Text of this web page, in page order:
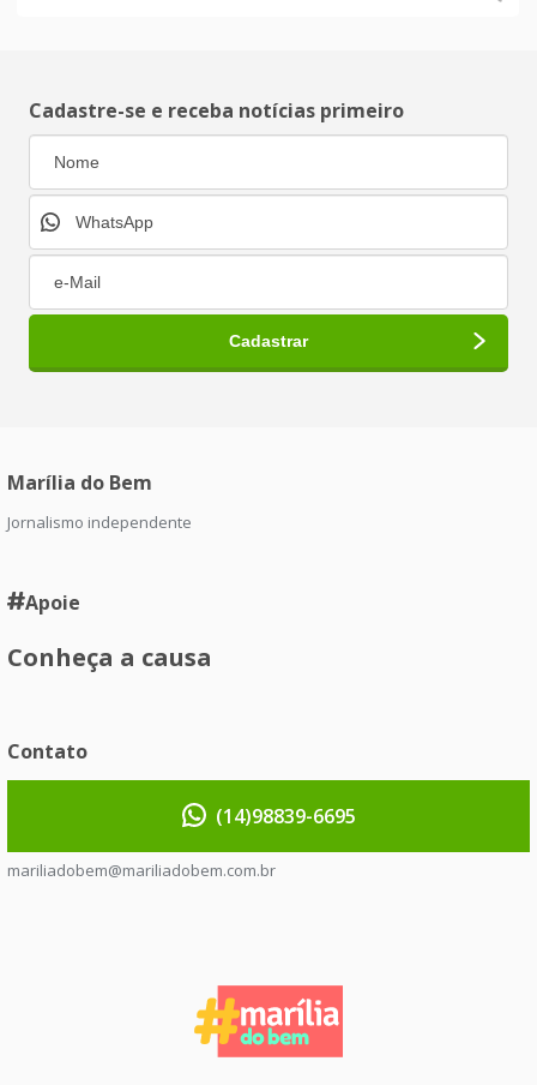
Cadastre-se e receba notícias primeiro
Marília do Bem
Jornalismo independente
Apoie
Conheça a causa
Contato
(14)98839-6695
mariliadobem@mariliadobem.com.br